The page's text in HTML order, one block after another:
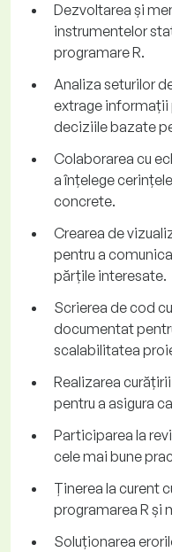
Dezvoltarea și
instrumentelor
programare R.
Analiza seturilor
extrage informații
deciziile bazate
Colaborarea cu
a înțelege
concrete.
Crearea de
pentru a
părțile interesate.
Scrierea de cod
documentat
scalabilitatea
Realizarea
pentru a asigura
Participarea la
cele mai bune
Ținerea la curent
programarea R și
Soluționarea